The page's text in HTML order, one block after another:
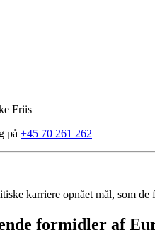
Friis
på +45 70 261 262
karriere opnået mål, som de
formidler af